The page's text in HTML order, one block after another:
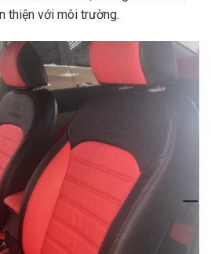
thiện với môi trường.